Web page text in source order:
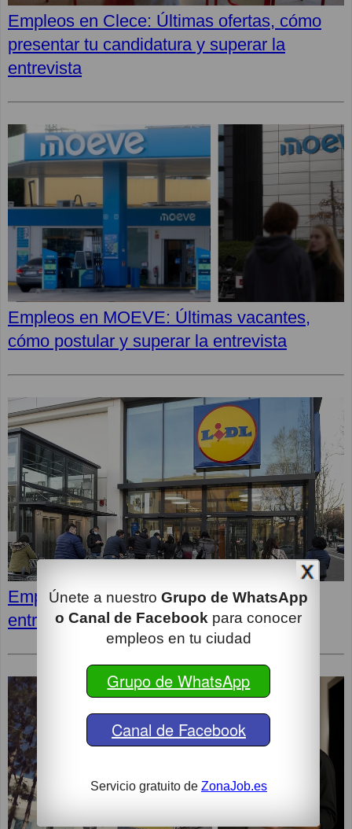
Únete a nuestro Grupo de WhatsApp
o Canal de Facebook para conocer
empleos en tu ciudad
Grupo de WhatsApp
Canal de Facebook
Servicio gratuito de ZonaJob.es
Empleos en Clece: Últimas ofertas, cómo
presentar tu candidatura y superar la
entrevista
Empleos en MOEVE: Últimas vacantes,
cómo postular y superar la entrevista
Empleos en LIDL: Cómo superar la
entrevista y opiniones de los empleados